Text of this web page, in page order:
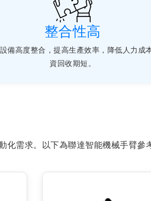
整合性高
備高度整合，提高生產效率，降低人力成
資回收期短。
化需求。以下為聯達智能機械手臂參